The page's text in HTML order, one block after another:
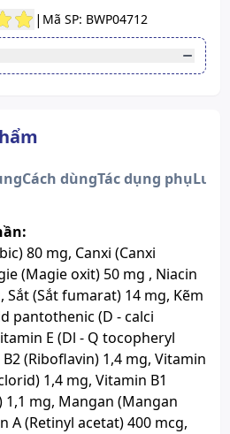
| Mã SP: BWP04712
Phụ nữ có thai và cho con bú
phẩm
Cách dùngTác dụng phụLưu
80 mg, Canxi (Canxi
(Magie oxit) 50 mg , Niacin
Sắt (Sắt fumarat) 14 mg, Kẽm
pantothenic (D - calci
E (Dl - Q tocopheryl
(Riboflavin) 1,4 mg, Vitamin
1,4 mg, Vitamin B1
mg, Mangan (Mangan
A (Retinyl acetat) 400 mcg,